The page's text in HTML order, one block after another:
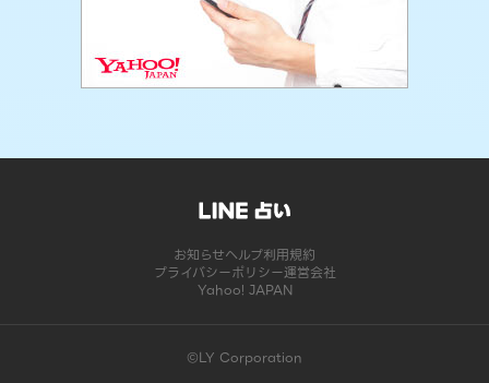
お知らせヘルプ利用規約
プライバシーポリシー運営会社
Yahoo! JAPAN
©LY Corporation